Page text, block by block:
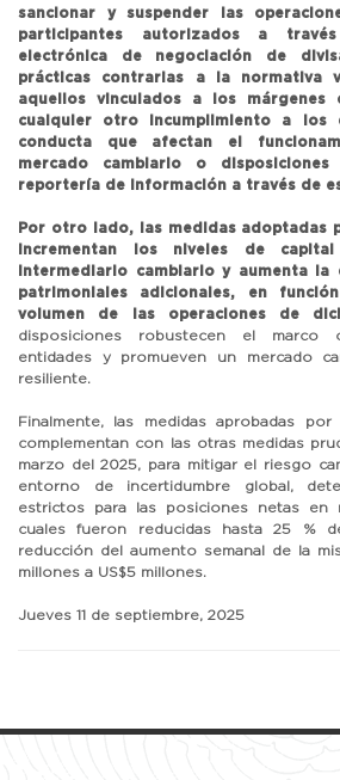
sancionar y suspender las
participantes autorizados a
electrónica de negociación de
prácticas contrarias a la normativa
aquellos vinculados a los márgenes
cualquier otro incumplimiento a los
conducta que afectan el
mercado cambiario o
reportería de información a través de
Por otro lado, las medidas adoptadas
incrementan los niveles de
intermediario cambiario y aumenta la
patrimoniales adicionales, en
volumen de las operaciones de
disposiciones robustecen el marco
entidades y promueven un mercado
resiliente.
Finalmente, las medidas aprobadas
complementan con las otras medidas
marzo del 2025, para mitigar el riesgo
entorno de incertidumbre global,
estrictos para las posiciones netas en
cuales fueron reducidas hasta 25 %
reducción del aumento semanal de la
millones a US$5 millones.
Jueves 11 de septiembre, 2025